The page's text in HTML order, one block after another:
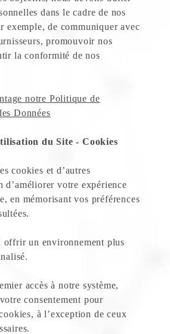
dans le cadre de nos
exemple, de communiquer avec
promouvoir nos
la conformité de nos
notre Politique de
Données
du Site - Cookies
cookies et d’autres
d’améliorer votre expérience
en mémorisant vos préférences
offrir un environnement plus
accès à notre système,
consentement pour
à l’exception de ceux